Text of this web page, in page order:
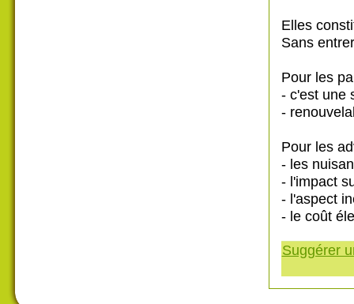
Elles
Sans
Pour les
- c'est une
-
Pour les
- les
- l'impact
- l'aspect
- le coût
Suggérer